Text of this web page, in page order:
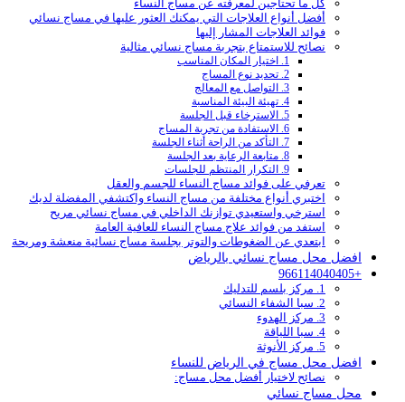
كل ما تحتاجين لمعرفته عن مساج النساء
أفضل أنواع العلاجات التي يمكنك العثور عليها في مساج نسائي
فوائد العلاجات المشار إليها
نصائح للاستمتاع بتجربة مساج نسائي مثالية
1. اختيار المكان المناسب
2. تحديد نوع المساج
3. التواصل مع المعالج
4. تهيئة البيئة المناسبة
5. الاسترخاء قبل الجلسة
6. الاستفادة من تجربة المساج
7. التأكد من الراحة أثناء الجلسة
8. متابعة الرعاية بعد الجلسة
9. التكرار المنتظم للجلسات
تعرفي على فوائد مساج النساء للجسم والعقل
اختبري أنواع مختلفة من مساج النساء واكتشفي المفضلة لديك
استرخي واستعيدي توازنك الداخلي في مساج نسائي مريح
استفد من فوائد علاج مساج النساء للعافية العامة
ابتعدي عن الضغوطات والتوتر بجلسة مساج نسائية منعشة ومريحة
افضل محل مساج نسائي بالرياض
+966114040405
1. مركز بلسم للتدليك
2. سبا الشفاء النسائي
3. مركز الهدوء
4. سبا اللياقة
5. مركز الأنوثة
افضل محل مساج في الرياض للنساء
نصائح لاختيار أفضل محل مساج:
محل مساج نسائي